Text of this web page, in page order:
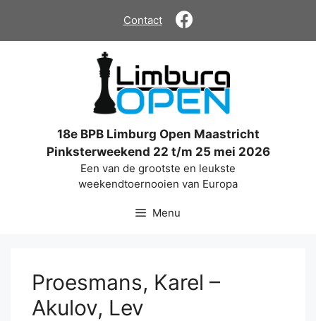
de
Contact
18e BPB Limburg Open Maastricht
Pinksterweekend 22 t/m 25 mei 2026
Een van de grootste en leukste
weekendtoernooien van Europa
Menu
Proesmans, Karel –
Akulov, Lev